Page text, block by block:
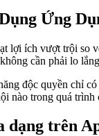
Ứng
lợi ích vượt trội so
cần phải lo
độc quyền chỉ
nào trong quá trình
trên